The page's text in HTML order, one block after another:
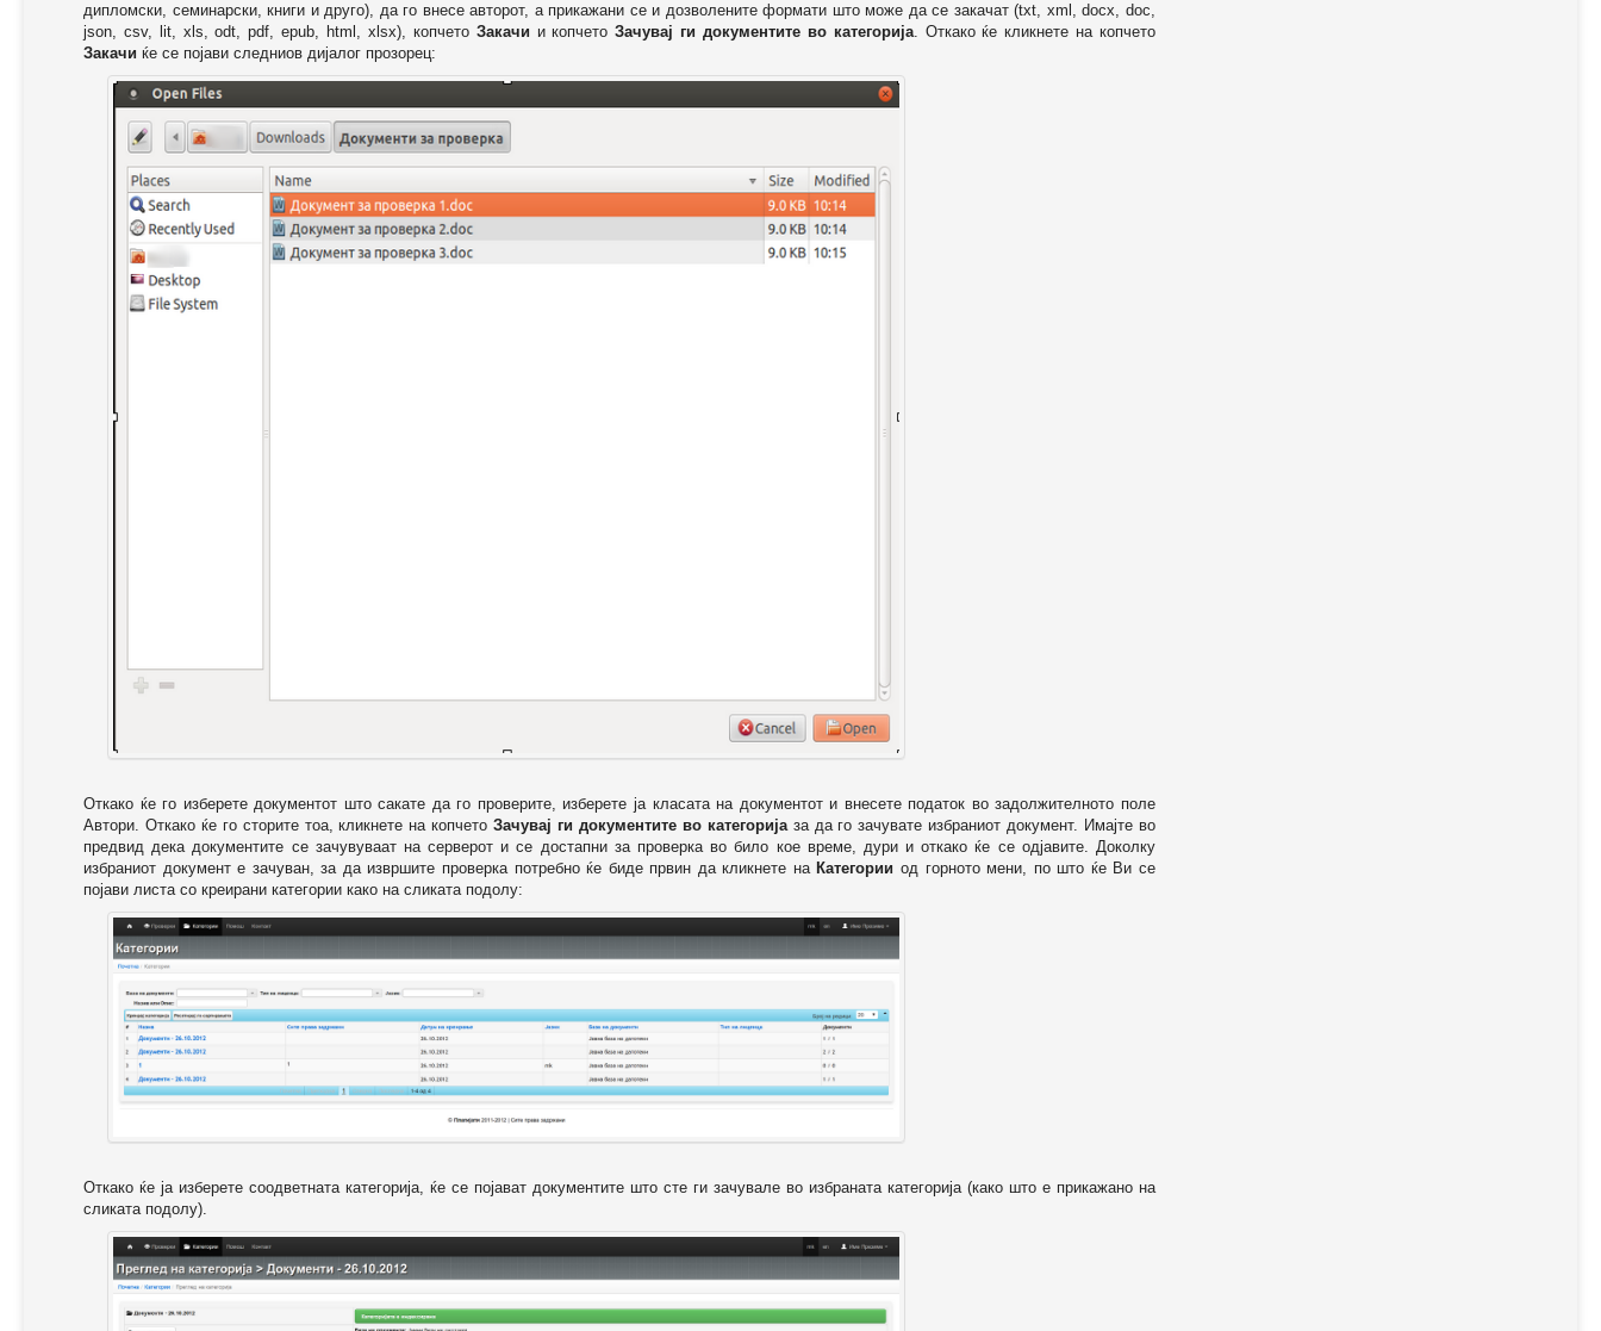
дипломски, семинарски, книги и друго), да го внесе авторот, а прикажани се и дозволените формати што може да се закачат (txt, xml, docx, doc,
json, csv, lit, xls, odt, pdf, epub, html, xlsx), копчето Закачи и копчетоЗачувај ги документите во категорија. Откако ќе кликнете на копчето
Закачи ќе се појави следниов дијалог прозорец:
Откако ќе го изберете документот што сакате да го проверите, изберете ја класата на документот и внесете податок во задолжителното поле
Автори. Откако ќе го сторите тоа, кликнете на копчетоЗачувај ги документите во категоријаза да го зачувате избраниот документ. Имајте во
предвид дека документите се зачувуваат на серверот и се достапни за проверка во било кое време, дури и откако ќе се одјавите. Доколку
избраниот документ е зачуван, за да извршите проверка потребно ќе биде првин да кликнете на Категории од горното мени, по што ќе Ви се
појави листа со креирани категории како на сликата подолу:
Откако ќе ја изберете соодветната категорија, ќе се појават документите што сте ги зачувале во избраната категорија (како што е прикажано на
сликата подолу).